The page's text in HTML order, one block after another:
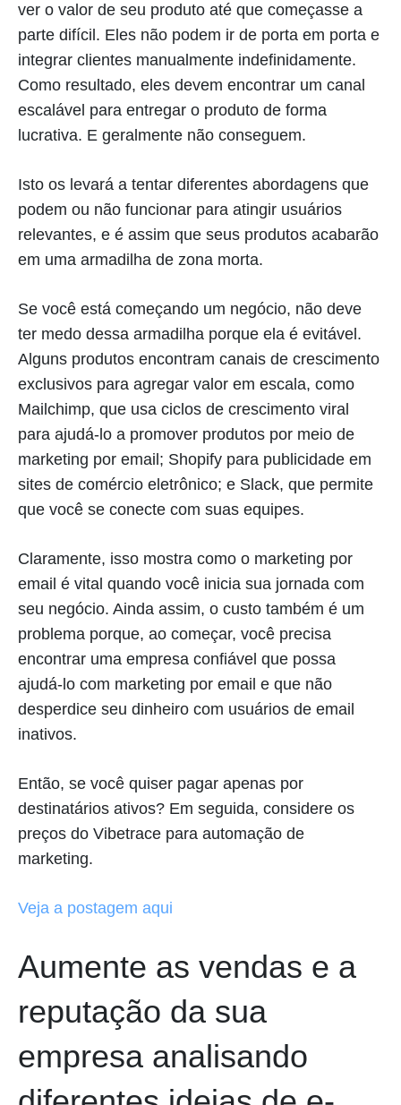
ver o valor de seu produto até que começasse a
parte difícil. Eles não podem ir de porta em porta e
integrar clientes manualmente indefinidamente.
Como resultado, eles devem encontrar um canal
escalável para entregar o produto de forma
lucrativa. E geralmente não conseguem.
Isto os levará a tentar diferentes abordagens que
podem ou não funcionar para atingir usuários
relevantes, e é assim que seus produtos acabarão
em uma armadilha de zona morta.
Se você está começando um negócio, não deve
ter medo dessa armadilha porque ela é evitável.
Alguns produtos encontram canais de crescimento
exclusivos para agregar valor em escala, como
Mailchimp, que usa ciclos de crescimento viral
para ajudá-lo a promover produtos por meio de
marketing por email; Shopify para publicidade em
sites de comércio eletrônico; e Slack, que permite
que você se conecte com suas equipes.
Claramente, isso mostra como o marketing por
email é vital quando você inicia sua jornada com
seu negócio. Ainda assim, o custo também é um
problema porque, ao começar, você precisa
encontrar uma empresa confiável que possa
ajudá-lo com marketing por email e que não
desperdice seu dinheiro com usuários de email
inativos.
Então, se você quiser pagar apenas por
destinatários ativos? Em seguida, considere os
preços do Vibetrace para automação de
marketing.
Veja a postagem aqui
Aumente as vendas e a
reputação da sua
empresa analisando